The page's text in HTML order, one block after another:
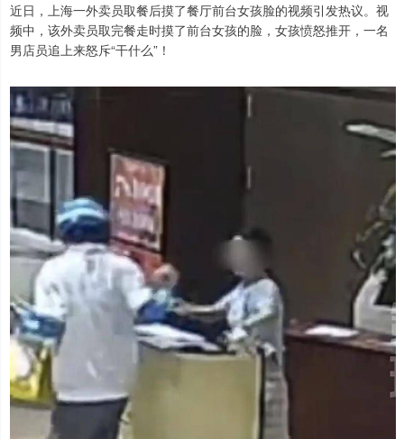
近日，上海一外卖员取餐后摸了餐厅前台女孩脸的视频引发热议。视
频中，该外卖员取完餐走时摸了前台女孩的脸，女孩愤怒推开，一名
男店员追上来怒斥“干什么”！